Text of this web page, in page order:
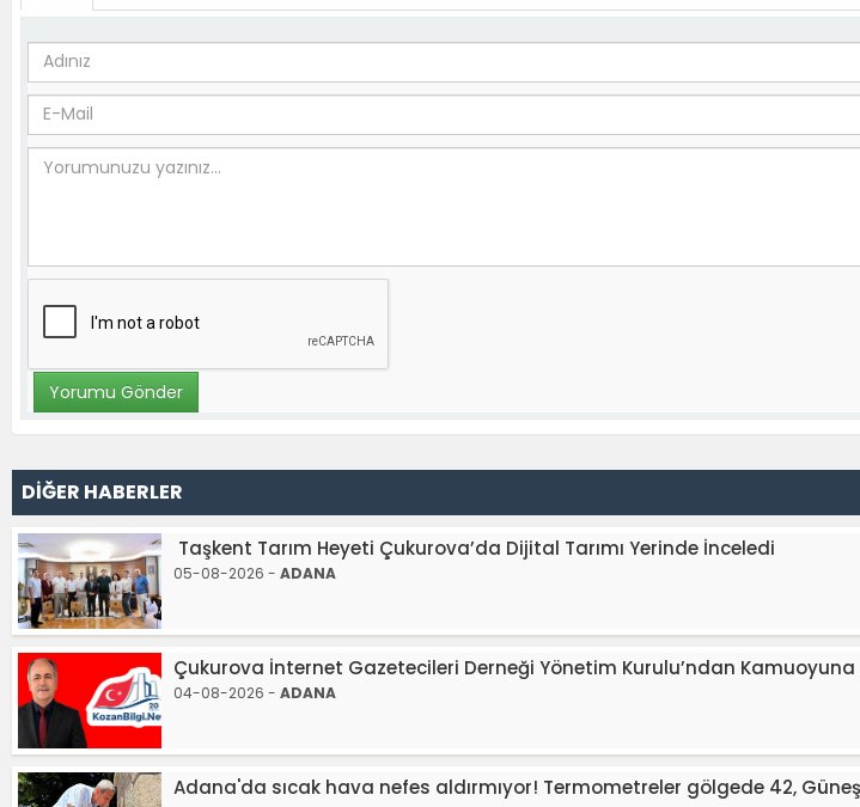
DİĞER HABERLER
Taşkent Tarım Heyeti Çukurova’da Dijital Tarımı Yerinde İnceledi
05-08-2026 - ADANA
Çukurova İnternet Gazetecileri Derneği Yönetim Kurulu’ndan Kamuoyuna
04-08-2026 - ADANA
Adana'da sıcak hava nefes aldırmıyor! Termometreler gölgede 42,